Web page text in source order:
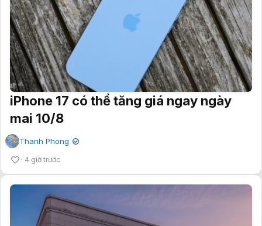
iPhone 17 có thể tăng giá ngay ngày
mai 10/8
Thanh Phong ✔
4 giờ trước